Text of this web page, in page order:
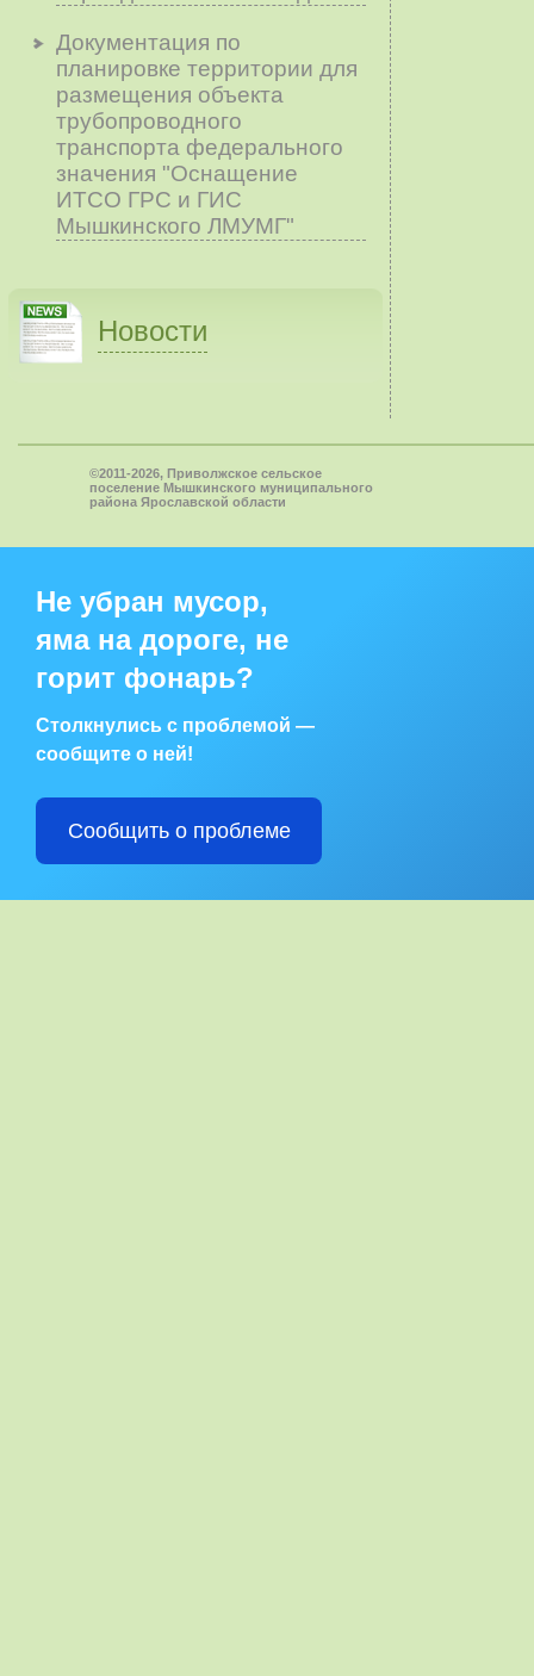
Документация по
планировке территории для
размещения объекта
трубопроводного
транспорта федерального
значения "Оснащение
ИТСО ГРС и ГИС
Мышкинского ЛМУМГ"
Новости
©2011-2026, Приволжское сельское
поселение Мышкинского муниципального
района Ярославской области
Не убран мусор,
яма на дороге, не
горит фонарь?
Столкнулись с проблемой —
сообщите о ней!
Сообщить о проблеме